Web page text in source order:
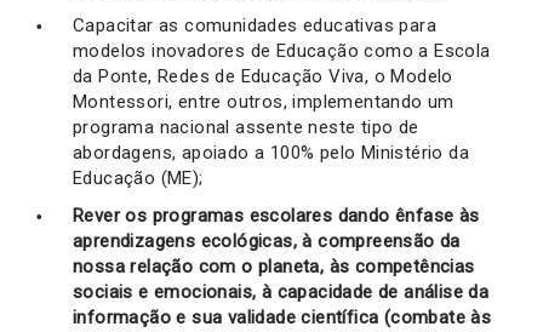
Capacitar as comunidades educativas para
modelos inovadores de Educação como a Escola
da Ponte, Redes de Educação Viva, o Modelo
Montessori, entre outros, implementando um
programa nacional assente neste tipo de
abordagens, apoiado a 100% pelo Ministério da
Educação (ME);
Rever os programas escolares dando ênfase às
aprendizagens ecológicas, à compreensão da
nossa relação com o planeta, às competências
sociais e emocionais, à capacidade de análise da
informação e sua validade científica (combate às